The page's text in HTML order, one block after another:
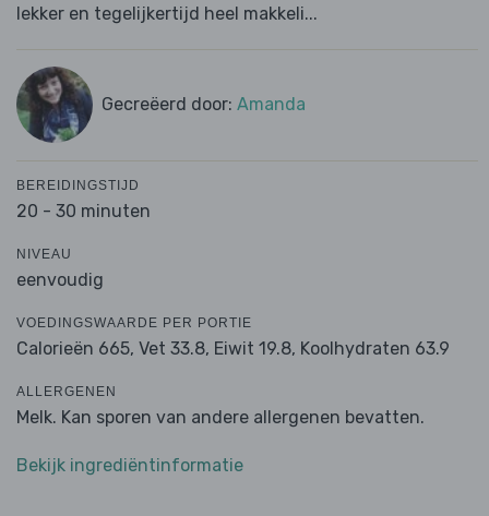
lekker en tegelijkertijd heel makkeli...
Gecreëerd door: Amanda
BEREIDINGSTIJD
20 - 30 minuten
NIVEAU
eenvoudig
VOEDINGSWAARDE PER PORTIE
Calorieën 665, Vet 33.8, Eiwit 19.8, Koolhydraten 63.9
ALLERGENEN
Melk. Kan sporen van andere allergenen bevatten.
Bekijk ingrediëntinformatie